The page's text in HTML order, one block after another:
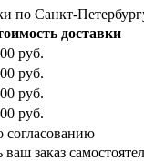
по Санкт-
доставки
руб.
руб.
руб.
руб.
согласованию
заказ